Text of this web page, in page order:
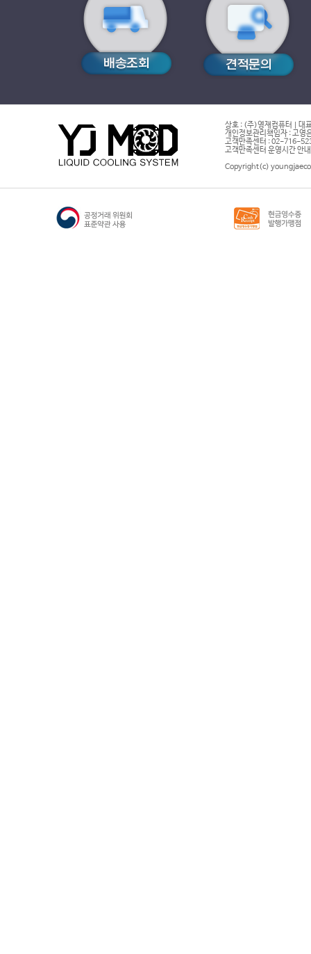
상호 : (주)영재컴퓨터 | 대
개인정보관리책임자 : 고영
고객만족센터 : 02-716-
고객만족센터 운영시간 안
Copyright(c)